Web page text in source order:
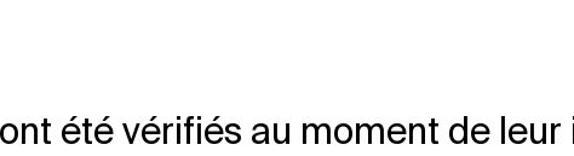
été vérifiés au moment de